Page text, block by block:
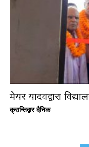
मेयर यादवद्वारा
क्रान्तिद्वार दैनिक